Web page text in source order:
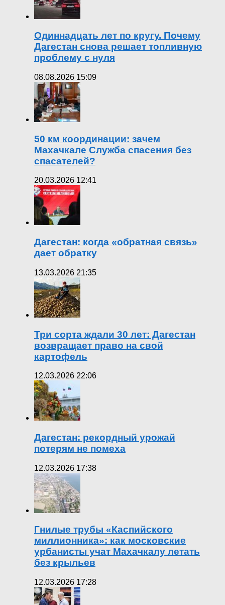
Одиннадцать лет по кругу. Почему
Дагестан снова решает топливную
проблему с нуля
08.08.2026 15:09
50 км координации: зачем
Махачкале Служба спасения без
спасателей?
20.03.2026 12:41
Дагестан: когда «обратная связь»
дает обратку
13.03.2026 21:35
Три сорта ждали 30 лет: Дагестан
возвращает право на свой
картофель
12.03.2026 22:06
Дагестан: рекордный урожай
потерям не помеха
12.03.2026 17:38
Гнилые трубы «Каспийского
миллионника»: как московские
урбанисты учат Махачкалу летать
без крыльев
12.03.2026 17:28